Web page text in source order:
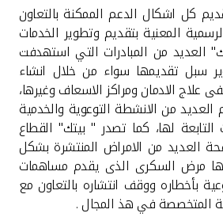
كل اشكال الدعم الممكنة بالتعاون
المعنية بتقديم وتطوير الخدمات
العديد من المبادرات التي استهدفت
سبل تقديمها سواء من خلال انشاء
علاج الادمان ومراكز الاسعاف وغيرها،
من الانشطة التوعوية والخدمية
التابعة لها، كما تصدر " بيتك" القطاع
العديد من الامراض المنتشرة بشكل
مرض السكرى الذى يقدم مساهمات
بأخطاره ووقف انتشاره بالتعاون مع
المتخصصة في هذ المجال .